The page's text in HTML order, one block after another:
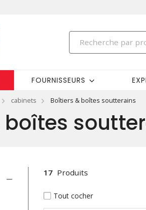
FOURNISSEURS
cabinets Boîtiers & boîtes soutterains
boîtes
17 Produits
Tout cocher